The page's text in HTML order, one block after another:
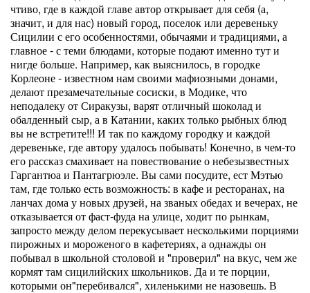
чтиво, где в каждой главе автор открывает для себя (а,
значит, и для нас) новый город, поселок или деревеньку
Сицилии с его особенностями, обычаями и традициями, а
главное - с теми блюдами, которые подают именно тут и
нигде больше. Например, как выяснилось, в городке
Корлеоне - известном нам своими мафиозными донами,
делают презамечательные сосиски, в Модике, что
неподалеку от Сиракузы, варят отличный шоколад и
обалденный сыр, а в Катании, каких только рыбных блюд
вы не встретите!!! И так по каждому городку и каждой
деревеньке, где автору удалось побывать! Конечно, в чем-то
его рассказ смахивает на повествование о небезызвестных
Гаргантюа и Пантагрюэле. Вы сами посудите, ест Мэтью
там, где только есть возможность: в кафе и ресторанах, на
ланчах дома у новых друзей, на званых обедах и вечерах, не
отказывается от фаст-фуда на улице, ходит по рынкам,
запросто между делом перекусывает несколькими порциями
пирожных и мороженого в кафетериях, а однажды он
побывал в школьной столовой и "проверил" на вкус, чем же
кормят там сицилийских школьников. Да и те порции,
которыми он"перебивался", хиленькими не назовешь. В